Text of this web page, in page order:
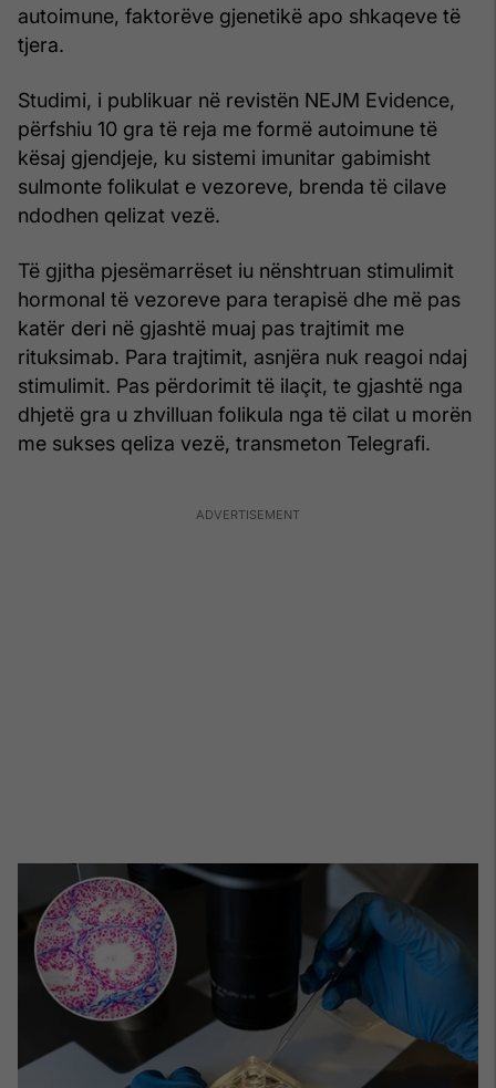
autoimune, faktorëve gjenetikë apo shkaqeve të
tjera.
Studimi, i publikuar në revistën NEJM Evidence,
përfshiu 10 gra të reja me formë autoimune të
kësaj gjendjeje, ku sistemi imunitar gabimisht
sulmonte folikulat e vezoreve, brenda të cilave
ndodhen qelizat vezë.
Të gjitha pjesëmarrëset iu nënshtruan stimulimit
hormonal të vezoreve para terapisë dhe më pas
katër deri në gjashtë muaj pas trajtimit me
rituksimab. Para trajtimit, asnjëra nuk reagoi ndaj
stimulimit. Pas përdorimit të ilaçit, te gjashtë nga
dhjetë gra u zhvilluan folikula nga të cilat u morën
me sukses qeliza vezë, transmeton Telegrafi.